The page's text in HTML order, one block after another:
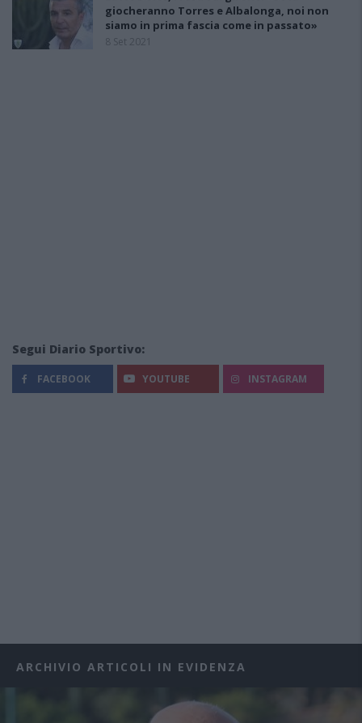
giocheranno Torres e Albalonga, noi non
siamo in prima fascia come in passato»
8 Set 2021
Segui Diario Sportivo:
FACEBOOK YOUTUBE INSTAGRAM
ARCHIVIO ARTICOLI IN EVIDENZA